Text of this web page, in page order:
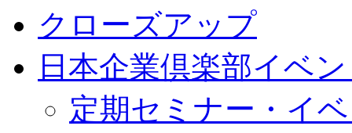
クローズアップ
日本企業倶楽部イベ
定期セミナー・イ